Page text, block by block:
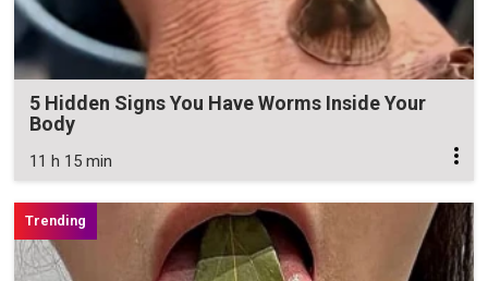
5 Hidden Signs You Have Worms Inside Your
Body
11 h 15 min